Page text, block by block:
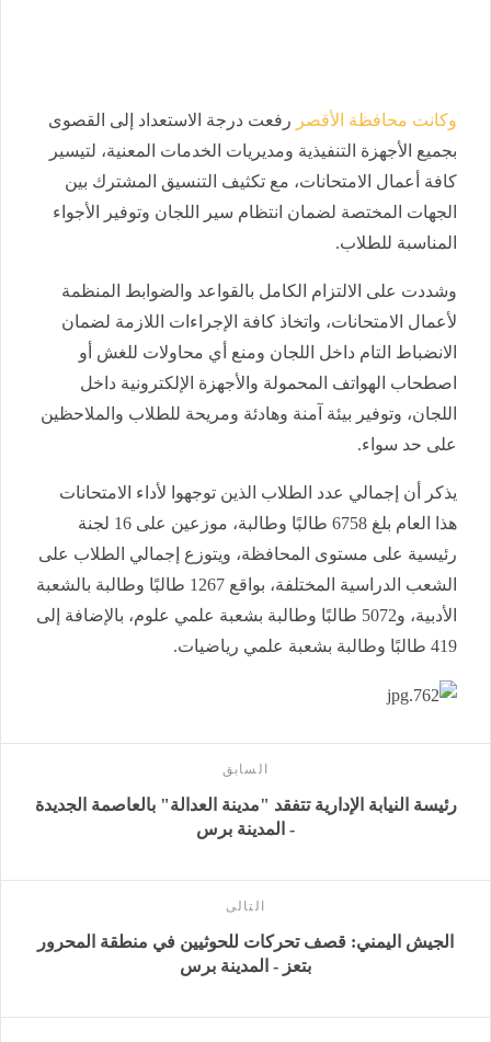
وكانت محافظة الأقصر رفعت درجة الاستعداد إلى القصوى
بجميع الأجهزة التنفيذية ومديريات الخدمات المعنية، لتيسير
كافة أعمال الامتحانات، مع تكثيف التنسيق المشترك بين
الجهات المختصة لضمان انتظام سير اللجان وتوفير الأجواء
المناسبة للطلاب.
وشددت على الالتزام الكامل بالقواعد والضوابط المنظمة
لأعمال الامتحانات، واتخاذ كافة الإجراءات اللازمة لضمان
الانضباط التام داخل اللجان ومنع أي محاولات للغش أو
اصطحاب الهواتف المحمولة والأجهزة الإلكترونية داخل
اللجان، وتوفير بيئة آمنة وهادئة ومريحة للطلاب والملاحظين
على حد سواء.
يذكر أن إجمالي عدد الطلاب الذين توجهوا لأداء الامتحانات
هذا العام بلغ 6758 طالبًا وطالبة، موزعين على 16 لجنة
رئيسية على مستوى المحافظة، ويتوزع إجمالي الطلاب على
الشعب الدراسية المختلفة، بواقع 1267 طالبًا وطالبة بالشعبة
الأدبية، و5072 طالبًا وطالبة بشعبة علمي علوم، بالإضافة إلى
419 طالبًا وطالبة بشعبة علمي رياضيات.
السابق
رئيسة النيابة الإدارية تتفقد "مدينة العدالة" بالعاصمة الجديدة
- المدينة برس
التالى
الجيش اليمني: قصف تحركات للحوثيين في منطقة المحرور
بتعز - المدينة برس